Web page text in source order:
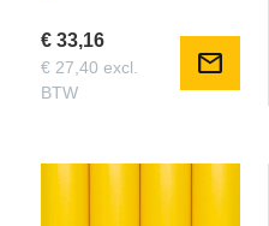
€ 33,16
€ 27,40 excl.
BTW
mail